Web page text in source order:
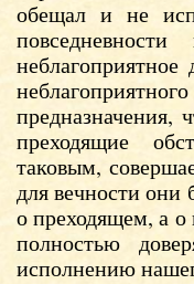
обещал и не
преходящие
таковым,
для вечности они
о преходящем, а
полностью
исполнению